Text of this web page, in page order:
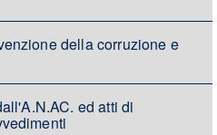
della corruzione e
ed atti di